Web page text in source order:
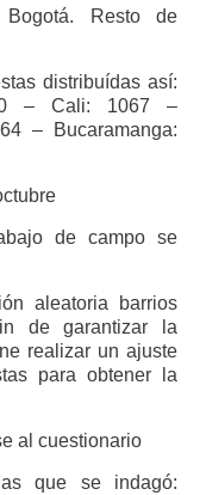
Resto de
distribuídas así:
– Cali: 1067 –
– Bucaramanga:
de campo se
aleatoria barrios
de garantizar la
realizar un ajuste
para obtener la
al cuestionario
que se indagó: